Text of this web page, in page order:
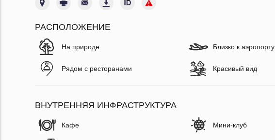
РАСПОЛОЖЕНИЕ
На природе Близко к аэропорту
Рядом с ресторанами Красивый вид
ВНУТРЕННЯЯ ИНФРАСТРУКТУРА
Кафе Мини-клуб